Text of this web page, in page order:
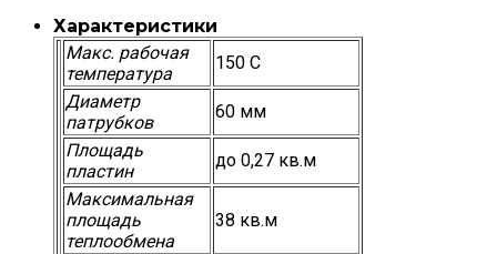
Характеристики
Макс. рабочая
температура
150 С
Диаметр
патрубков
60 мм
Площадь
пластин
до 0,27 кв.м
Максимальная
площадь
теплообмена
38 кв.м